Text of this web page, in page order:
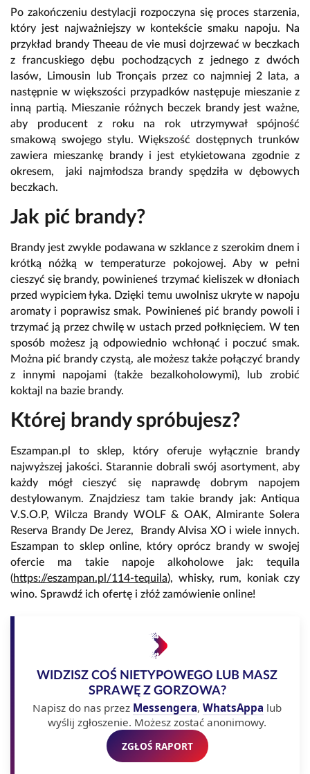
Po zakończeniu destylacji rozpoczyna się proces starzenia,
który jest najważniejszy w kontekście smaku napoju. Na
przykład brandy Theeau de vie musi dojrzewać w beczkach
z francuskiego dębu pochodzących z jednego z dwóch
lasów, Limousin lub Tronçais przez co najmniej 2 lata, a
następnie w większości przypadków następuje mieszanie z
inną partią. Mieszanie różnych beczek brandy jest ważne,
aby producent z roku na rok utrzymywał spójność
smakową swojego stylu. Większość dostępnych trunków
zawiera mieszankę brandy i jest etykietowana zgodnie z
okresem, jaki najmłodsza brandy spędziła w dębowych
beczkach.
Jak pić brandy?
Brandy jest zwykle podawana w szklance z szerokim dnem i
krótką nóżką w temperaturze pokojowej. Aby w pełni
cieszyć się brandy, powinieneś trzymać kieliszek w dłoniach
przed wypiciem łyka. Dzięki temu uwolnisz ukryte w napoju
aromaty i poprawisz smak. Powinieneś pić brandy powoli i
trzymać ją przez chwilę w ustach przed połknięciem. W ten
sposób możesz ją odpowiednio wchłonąć i poczuć smak.
Można pić brandy czystą, ale możesz także połączyć brandy
z innymi napojami (także bezalkoholowymi), lub zrobić
koktajl na bazie brandy.
Której brandy spróbujesz?
Eszampan.pl to sklep, który oferuje wyłącznie brandy
najwyższej jakości. Starannie dobrali swój asortyment, aby
każdy mógł cieszyć się naprawdę dobrym napojem
destylowanym. Znajdziesz tam takie brandy jak: Antiqua
V.S.O.P, Wilcza Brandy WOLF & OAK, Almirante Solera
Reserva Brandy De Jerez, Brandy Alvisa XO i wiele innych.
Eszampan to sklep online, który oprócz brandy w swojej
ofercie ma takie napoje alkoholowe jak: tequila
(https://eszampan.pl/114-tequila), whisky, rum, koniak czy
wino. Sprawdź ich ofertę i złóż zamówienie online!
WIDZISZ COŚ NIETYPOWEGO LUB MASZ
SPRAWĘ Z GORZOWA?
Napisz do nas przez Messengera, WhatsAppa lub
wyślij zgłoszenie. Możesz zostać anonimowy.
ZGŁOŚ RAPORT